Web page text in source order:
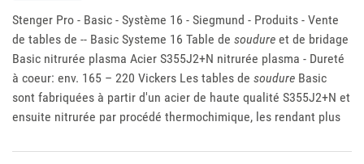
Stenger Pro - Basic - Système 16 - Siegmund - Produits - Vente
de tables de -- Basic Systeme 16 Table de soudure et de bridage
Basic nitrurée plasma Acier S355J2+N nitrurée plasma - Dureté
à coeur: env. 165 – 220 Vickers Les tables de soudure Basic
sont fabriquées à partir d'un acier de haute qualité S355J2+N et
ensuite nitrurée par procédé thermochimique, les rendant plus